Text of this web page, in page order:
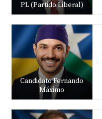
PL (Partido Liberal)
Candidato Fernando
Máximo